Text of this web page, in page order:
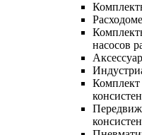
насосов
Комплект